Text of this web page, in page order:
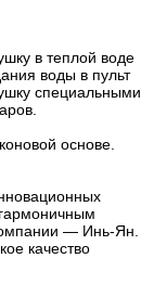
в теплой воде
воды в пульт
специальными
основе.
— Инь-Ян.
качество